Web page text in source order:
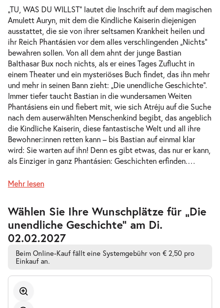
Die unendliche Geschichte-
Fr.
02.10.2026
Fr. 02.10.2026
16:00–18:00 Uhr
Tickets
Die unendliche Geschichte-
Mi.
11.11.2026
Mi. 11.11.2026
10:30–12:30 Uhr
Tickets
Mi.
11.11.2026
Mi. 11.11.2026
16:00–18:00 Uhr
Tickets
„TU, WAS DU WILLST“ lautet die Inschrift auf dem magischen
Amulett Auryn, mit dem die Kindliche Kaiserin diejenigen
ausstattet, die sie von ihrer seltsamen Krankheit heilen und
ihr Reich Phantásien vor dem alles verschlingenden „Nichts“
bewahren sollen. Von all dem ahnt der junge Bastian
Balthasar Bux noch nichts, als er eines Tages Zuflucht in
einem Theater und ein mysteriöses Buch findet, das ihn mehr
und mehr in seinen Bann zieht: „Die unendliche Geschichte“.
Immer tiefer taucht Bastian in die wundersamen Weiten
Phantásiens ein und fiebert mit, wie sich Atréju auf die Suche
nach dem auserwählten Menschenkind begibt, das angeblich
die Kindliche Kaiserin, diese fantastische Welt und all ihre
Bewohner:innen retten kann – bis Bastian auf einmal klar
wird: Sie warten auf ihn! Denn es gibt etwas, das nur er kann,
als Einziger in ganz Phantásien: Geschichten erfinden.…
Mehr lesen
Wählen Sie Ihre Wunschplätze für „Die
unendliche Geschichte” am Di.
02.02.2027
Beim Online-Kauf fällt eine Systemgebühr von € 2,50 pro
Einkauf an.
Zur
barrierefreien
automatischen
Bestplatzwahl